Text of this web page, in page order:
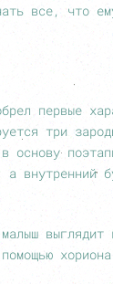
все, что
первые
три
основу
внутренний